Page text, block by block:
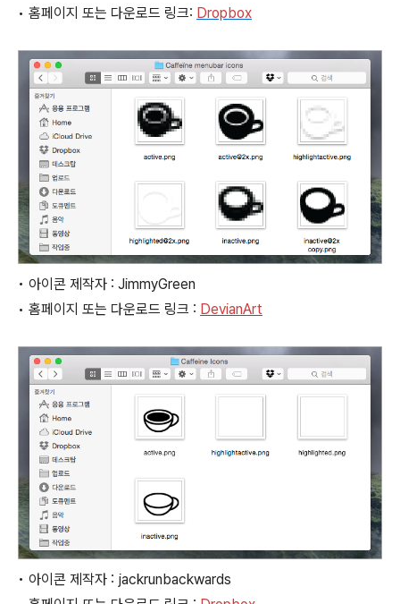
• 홈페이지 또는 다운로드 링크: Dropbox
• 아이콘 제작자 : JimmyGreen
• 홈페이지 또는 다운로드 링크 : DevianArt
• 아이콘 제작자 : jackrunbackwards